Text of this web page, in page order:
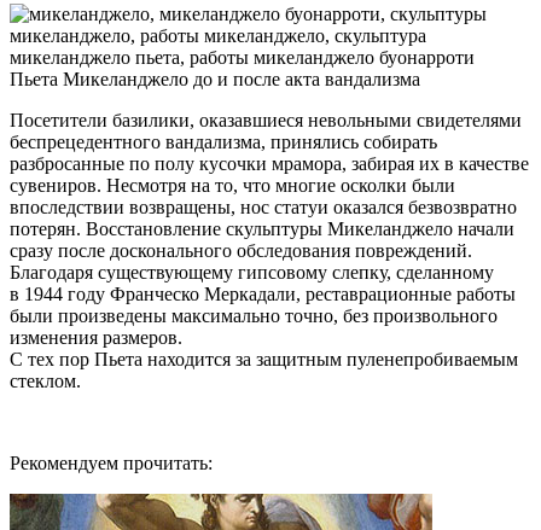
Пьета Микеланджело до и после акта вандализма
Посетители базилики, оказавшиеся невольными свидетелями
беспрецедентного вандализма, принялись собирать
разбросанные по полу кусочки мрамора, забирая их в качестве
сувениров. Несмотря на то, что многие осколки были
впоследствии возвращены, нос статуи оказался безвозвратно
потерян. Восстановление скульптуры Микеланджело начали
сразу после досконального обследования повреждений.
Благодаря существующему гипсовому слепку, сделанному
в 1944 году Франческо Меркадали, реставрационные работы
были произведены максимально точно, без произвольного
изменения размеров.
С тех пор Пьета находится за защитным пуленепробиваемым
стеклом.
Рекомендуем прочитать: